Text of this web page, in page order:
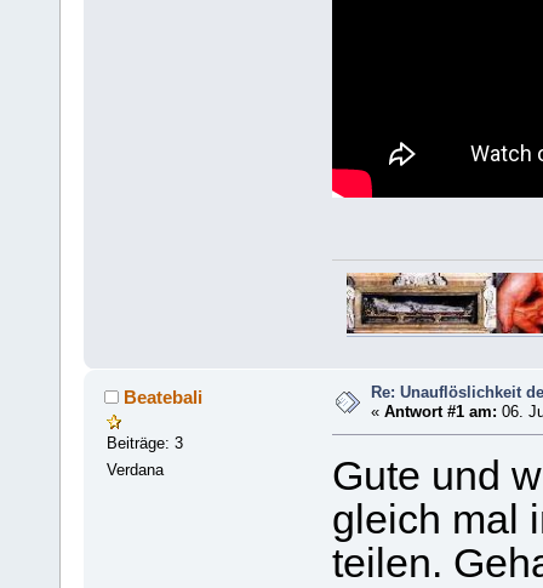
Beatebali
Beiträge: 3
Verdana
Re: Unauflöslichkeit
«Antwort #1 am: 06.
Gute und
gleich mal
teilen.